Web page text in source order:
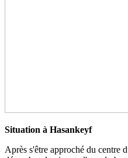
Situation à Hasankeyf
Après s'être approché du centre